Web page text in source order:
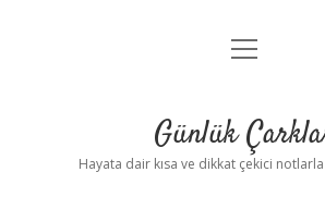
Anasayfa
Yasal Uyarı
menüyü
Günlük
Hayata dair kısa ve dikkat çekici